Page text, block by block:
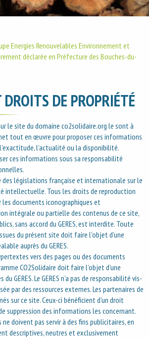
Energies Renouvelables Environnement et
déclarée en Préfecture des Bouches-du-
DROITS DE PROPRIÉTÉ
le site du domaine co2solidaire.org le sont à
tout en œuvre pour proposer ces informations
l’actualité ou la disponibilité.
ces informations sous sa responsabilité
des législations française et internationale sur le
intellectuelle. Tous les droits de reproduction
documents iconographiques et
intégrale ou partielle des contenus de ce site,
sans accord du GERES, est interdite. Toute
du présent site doit faire l’objet d’une
auprès du GERES.
vers des pages ou des documents
CO2Solidaire doit faire l’objet d’une
GERES. Le GERES n’a pas de responsabilité vis-
par des ressources externes. Les partenaires de
sur ce site. Ceux-ci bénéficient d’un droit
suppression des informations les concernant.
doivent pas servir à des fins publicitaires, en
descriptives, neutres et exclusivement